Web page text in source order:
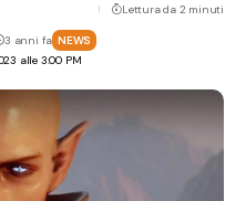
alle 3:00 PM
3 anni fa NEWS
Lettura da 2 minuti